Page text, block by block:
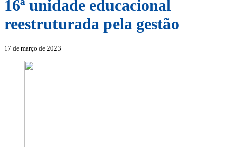
16ª unidade educacional
reestruturada pela gestão
17 de março de 2023